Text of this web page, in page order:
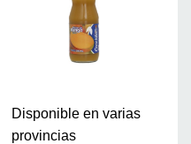
Disponible en varias
provincias